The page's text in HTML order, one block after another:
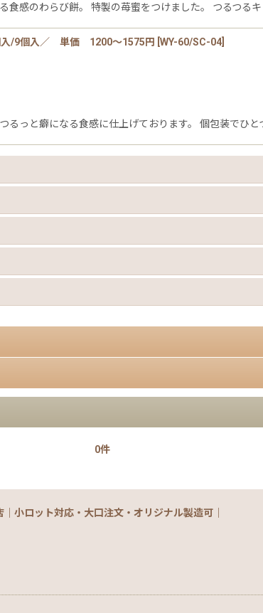
感のわらび餅。 特製の苺蜜をつけました。 つるつる
入/9個入／ 単価 1200〜1575円 WY-60/SC-04
っと癖になる食感に仕上げております。 個包装でひ
0件
小ロット対応・大口注文・オリジナル製造可｜